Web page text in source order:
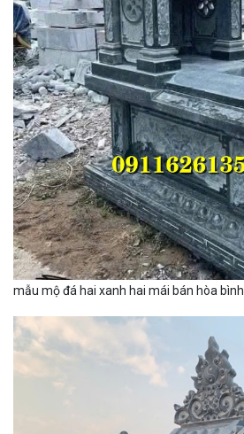
mẫu mộ đá hai xanh hai mái bán hòa bình